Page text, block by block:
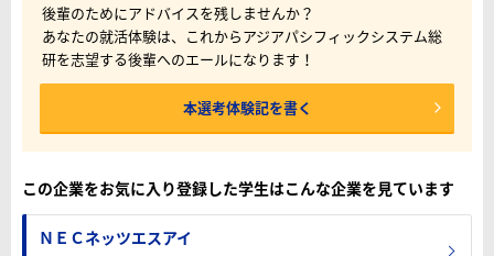
後輩のためにアドバイスを残しませんか？
あなたの就活体験は、これからアジアパシフィックシステム総
研を志望する後輩へのエールになります！
本選考体験記を書く
この企業をお気に入り登録した学生はこんな企業を見ています
ＮＥＣネッツエスアイ